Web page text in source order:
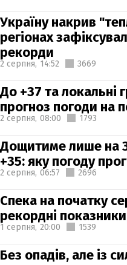
Україну накрив
регіонах
рекорди
2 серпня, 14:52 3669
До +37 та локальні
прогноз погоди на
2 серпня, 08:00 1793
Дощитиме лише на
+35: яку погоду
2 серпня, 06:57 2696
Спека на початку
рекордні
1 серпня, 20:00 1539
Без опадів, але із